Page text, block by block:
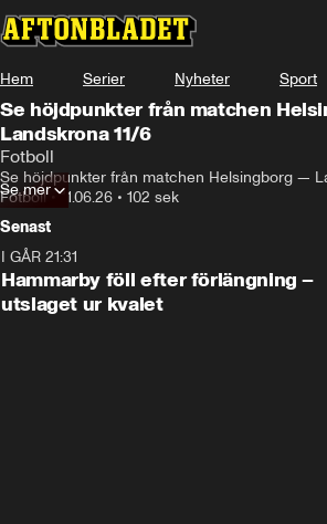
Hem Serier Nyheter Sport
Se höjdpunkter från matchen
Landskrona 11/6
Fotboll
Se höjdpunkter från matchen Helsingborg —
Fotboll•11.06.26 • 102 sek
Se mer
Senast
I GÅR 21:31
Hammarby föll efter förlängning –
utslaget ur kvalet